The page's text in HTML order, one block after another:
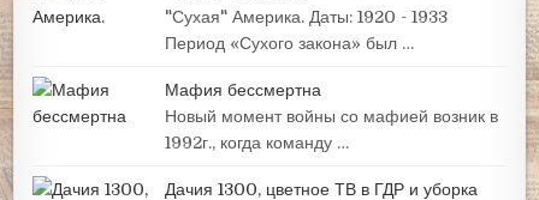
"Сухая" Америка. Даты: 1920 - 1933
Период «Сухого закона» был …
Мафия бессмертна
Новый момент войны со мафией возник в
1992г., когда команду …
Дачия 1300, цветное ТВ в ГДР и уборка